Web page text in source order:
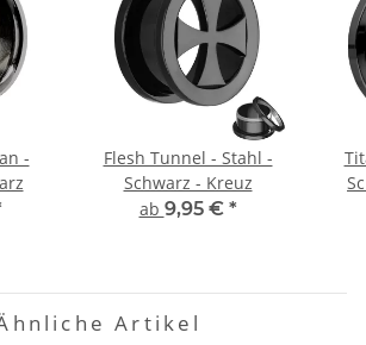
-
Flesh Tunnel - Stahl -
Schwarz - Kreuz
ab 9,95 € *
Artikel